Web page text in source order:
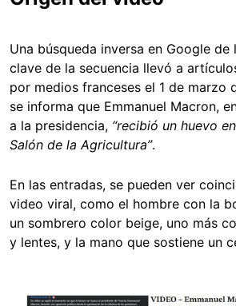
Una búsqueda inversa en Google
clave de la secuencia llevó a
por medios franceses el 1 de marzo
se informa que Emmanuel Macron,
a la presidencia, “recibió un huevo
Salón de la Agricultura”.
En las entradas, se pueden ver
video viral, como el hombre con la
un sombrero color beige, uno más
y lentes, y la mano que sostiene un